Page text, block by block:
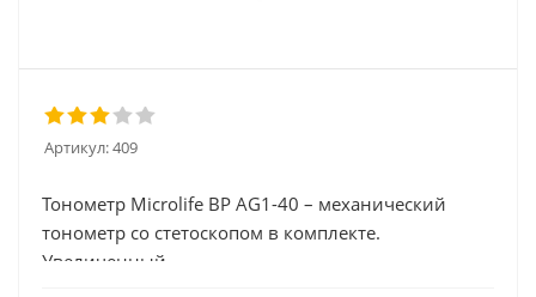
Артикул:409
Тонометр Microlife BP AG1-40 – механический
тонометр со стетоскопом в комплекте.
Увеличенный...